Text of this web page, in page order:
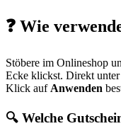
❓ Wie
Stöbere im Onlineshop
Ecke klickst. Direkt
Klick auf Anwenden
🔍 Welche